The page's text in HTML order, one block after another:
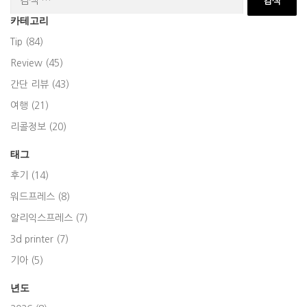
카테고리
Tip (84)
Review (45)
간단 리뷰 (43)
여행 (21)
리콜정보 (20)
태그
후기 (14)
워드프레스 (8)
알리익스프레스 (7)
3d printer (7)
기아 (5)
년도